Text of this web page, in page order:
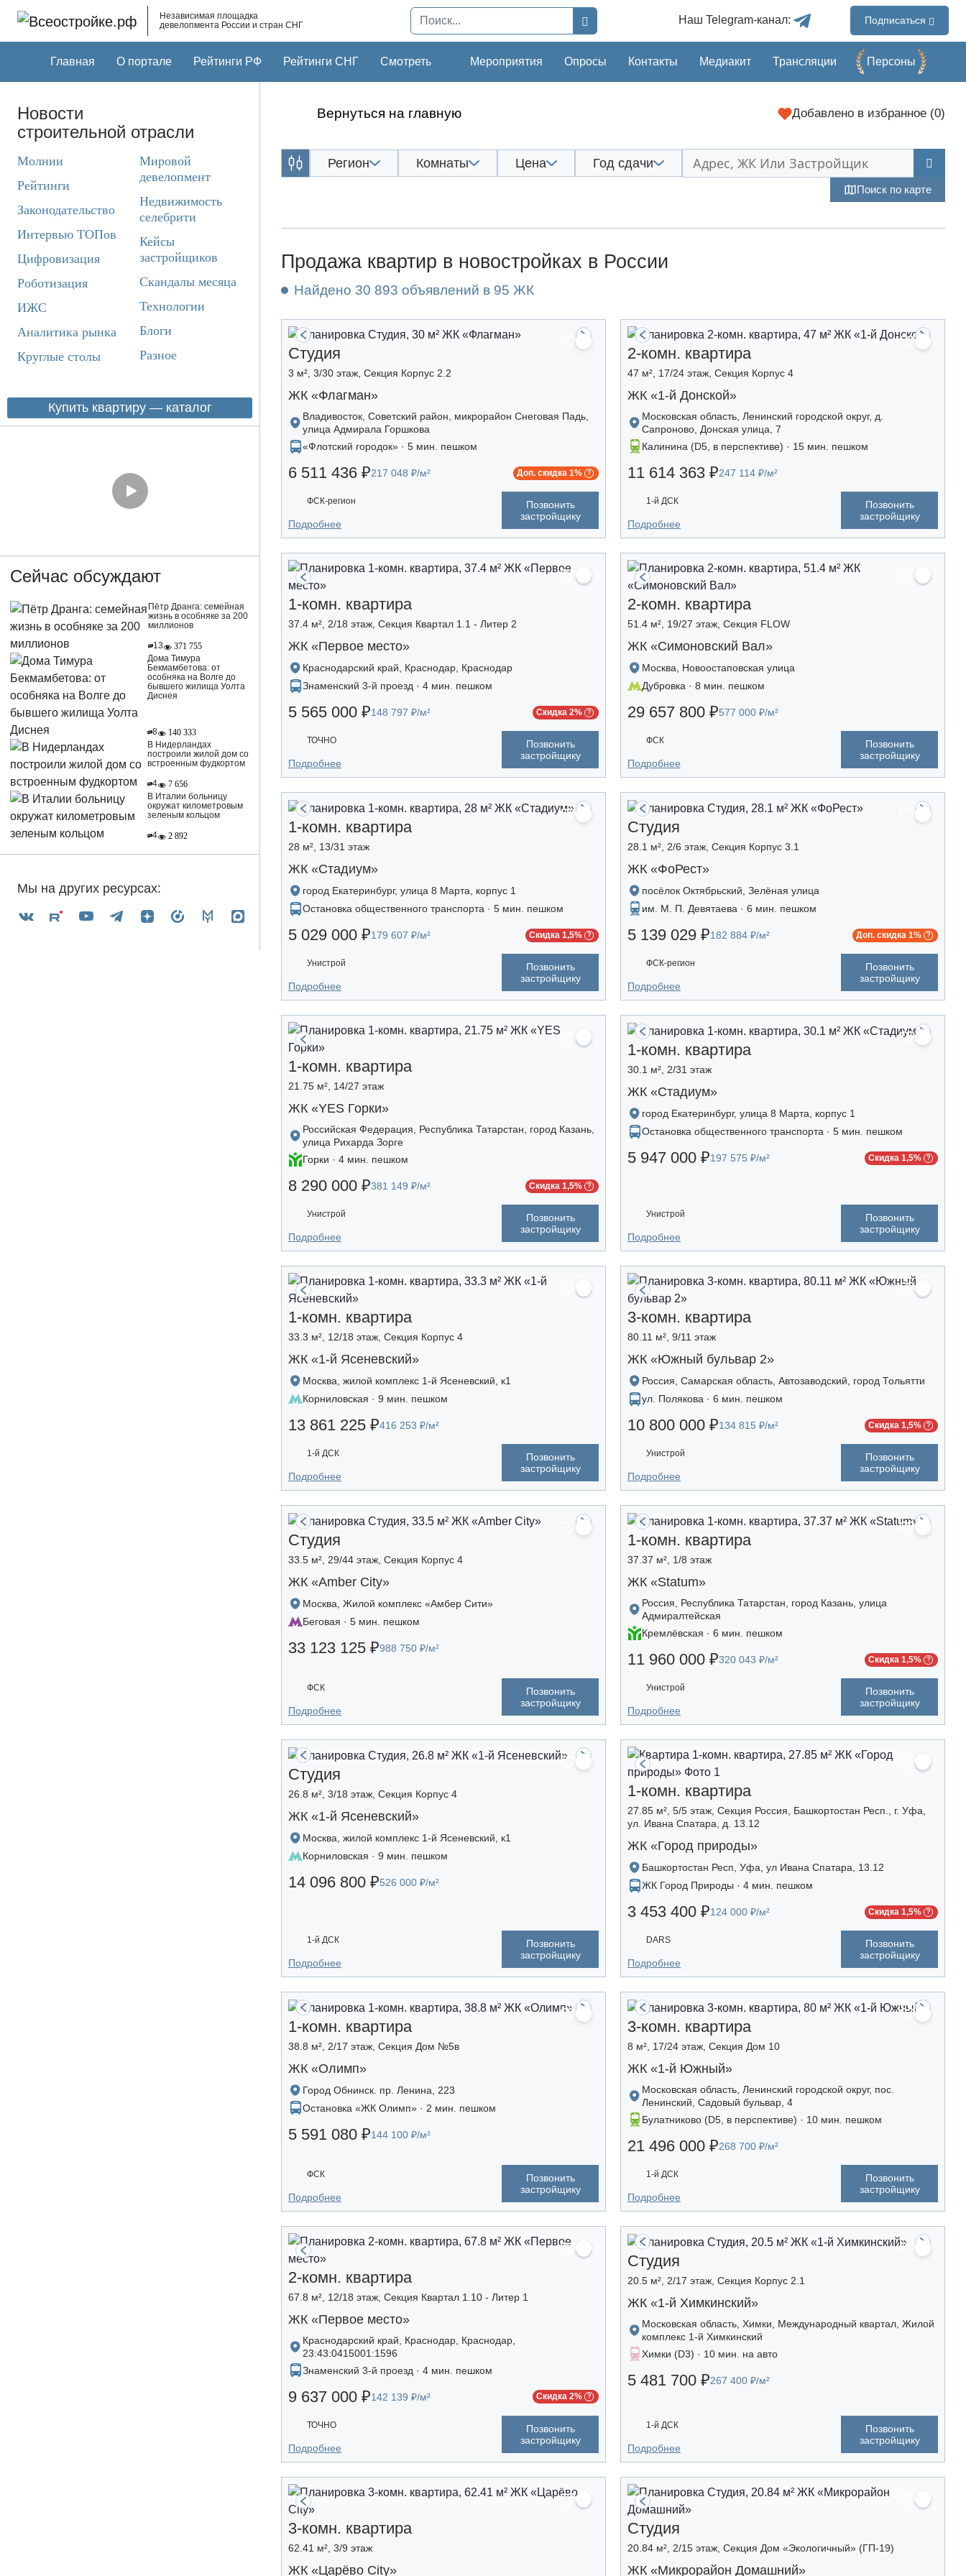
Независимая площадка
девелопмента России и стран СНГ
Наш Telegram-канал: Подписаться
Главная О портале Рейтинги РФ Рейтинги СНГ Смотреть Мероприятия Опросы Контакты Медиакит Трансляции Перcоны
Новости
строительной отрасли
Молнии
Рейтинги
Законодательство
Интервью ТОПов
Цифровизация
Роботизация
ИЖС
Аналитика рынка
Круглые столы
Мировой
девелопмент
Недвижимость
селебрити
Кейсы
застройщиков
Скандалы месяца
Технологии
Блоги
Разное
Купить квартиру — каталог
Сейчас обсуждают
Пётр Дранга: семейная
жизнь в особняке за 200
миллионов
13
371 755
Дома Тимура
Бекмамбетова: от
особняка на Волге до
бывшего жилища Уолта
Диснея
8
140 333
В Нидерландах
построили жилой дом со
встроенным фудкортом
4
7 656
В Италии больницу
окружат километровым
зеленым кольцом
4
2 892
Мы на других ресурсах:
Вернуться на главную Добавлено в избранное (0)
Регион Комнаты Цена Год сдачи
Поиск по карте
Продажа квартир в новостройках в России
Найдено 30 893 объявлений в 95 ЖК
Студия
3 м², 3/30 этаж, Секция Корпус 2.2
ЖК «Флагман»
Владивосток, Советский район, микрорайон Снеговая Падь,
улица Адмирала Горшкова
«Флотский городок» · 5 мин. пешком
6 511 436 ₽217 048 ₽/м² Доп. скидка 1%
ФСК-регион
Позвонить
застройщику
Подробнее
2-комн. квартира
47 м², 17/24 этаж, Секция Корпус 4
ЖК «1-й Донской»
Московская область, Ленинский городской округ, д.
Сапроново, Донская улица, 7
Калинина (D5, в перспективе) · 15 мин. пешком
11 614 363 ₽247 114 ₽/м²
1-й ДСК
Позвонить
застройщику
Подробнее
1-комн. квартира
37.4 м², 2/18 этаж, Секция Квартал 1.1 - Литер 2
ЖК «Первое место»
Краснодарский край, Краснодар, Краснодар
Знаменский 3-й проезд · 4 мин. пешком
5 565 000 ₽148 797 ₽/м² Скидка 2%
ТОЧНО
Позвонить
застройщику
Подробнее
2-комн. квартира
51.4 м², 19/27 этаж, Секция FLOW
ЖК «Симоновский Вал»
Москва, Новоостаповская улица
Дубровка · 8 мин. пешком
29 657 800 ₽577 000 ₽/м²
ФСК
Позвонить
застройщику
Подробнее
1-комн. квартира
28 м², 13/31 этаж
ЖК «Стадиум»
город Екатеринбург, улица 8 Марта, корпус 1
Остановка общественного транспорта · 5 мин. пешком
5 029 000 ₽179 607 ₽/м² Скидка 1,5%
Унистрой
Позвонить
застройщику
Подробнее
Студия
28.1 м², 2/6 этаж, Секция Корпус 3.1
ЖК «ФоРест»
посёлок Октябрьский, Зелёная улица
им. М. П. Девятаева · 6 мин. пешком
5 139 029 ₽182 884 ₽/м² Доп. скидка 1%
ФСК-регион
Позвонить
застройщику
Подробнее
1-комн. квартира
21.75 м², 14/27 этаж
ЖК «YES Горки»
Российская Федерация, Республика Татарстан, город Казань,
улица Рихарда Зорге
Горки · 4 мин. пешком
8 290 000 ₽381 149 ₽/м² Скидка 1,5%
Унистрой
Позвонить
застройщику
Подробнее
1-комн. квартира
30.1 м², 2/31 этаж
ЖК «Стадиум»
город Екатеринбург, улица 8 Марта, корпус 1
Остановка общественного транспорта · 5 мин. пешком
5 947 000 ₽197 575 ₽/м² Скидка 1,5%
Унистрой
Позвонить
застройщику
Подробнее
1-комн. квартира
33.3 м², 12/18 этаж, Секция Корпус 4
ЖК «1-й Ясеневский»
Москва, жилой комплекс 1-й Ясеневский, к1
Корниловская · 9 мин. пешком
13 861 225 ₽416 253 ₽/м²
1-й ДСК
Позвонить
застройщику
Подробнее
3-комн. квартира
80.11 м², 9/11 этаж
ЖК «Южный бульвар 2»
Россия, Самарская область, Автозаводский, город Тольятти
ул. Полякова · 6 мин. пешком
10 800 000 ₽134 815 ₽/м² Скидка 1,5%
Унистрой
Позвонить
застройщику
Подробнее
Студия
33.5 м², 29/44 этаж, Секция Корпус 4
ЖК «Amber Сity»
Москва, Жилой комплекс «Амбер Сити»
Беговая · 5 мин. пешком
33 123 125 ₽988 750 ₽/м²
ФСК
Позвонить
застройщику
Подробнее
1-комн. квартира
37.37 м², 1/8 этаж
ЖК «Statum»
Россия, Республика Татарстан, город Казань, улица
Адмиралтейская
Кремлёвская · 6 мин. пешком
11 960 000 ₽320 043 ₽/м² Скидка 1,5%
Унистрой
Позвонить
застройщику
Подробнее
Студия
26.8 м², 3/18 этаж, Секция Корпус 4
ЖК «1-й Ясеневский»
Москва, жилой комплекс 1-й Ясеневский, к1
Корниловская · 9 мин. пешком
14 096 800 ₽526 000 ₽/м²
1-й ДСК
Позвонить
застройщику
Подробнее
1-комн. квартира
27.85 м², 5/5 этаж, Секция Россия, Башкортостан Респ., г. Уфа,
ул. Ивана Спатара, д. 13.12
ЖК «Город природы»
Башкортостан Респ, Уфа, ул Ивана Спатара, 13.12
ЖК Город Природы · 4 мин. пешком
3 453 400 ₽124 000 ₽/м² Скидка 1,5%
DARS
Позвонить
застройщику
Подробнее
1-комн. квартира
38.8 м², 2/17 этаж, Секция Дом №5в
ЖК «Олимп»
Город Обнинск. пр. Ленина, 223
Остановка «ЖК Олимп» · 2 мин. пешком
5 591 080 ₽144 100 ₽/м²
ФСК
Позвонить
застройщику
Подробнее
3-комн. квартира
8 м², 17/24 этаж, Секция Дом 10
ЖК «1-й Южный»
Московская область, Ленинский городской округ, пос.
Ленинский, Садовый бульвар, 4
Булатниково (D5, в перспективе) · 10 мин. пешком
21 496 000 ₽268 700 ₽/м²
1-й ДСК
Позвонить
застройщику
Подробнее
2-комн. квартира
67.8 м², 12/18 этаж, Секция Квартал 1.10 - Литер 1
ЖК «Первое место»
Краснодарский край, Краснодар, Краснодар,
23:43:0415001:1596
Знаменский 3-й проезд · 4 мин. пешком
9 637 000 ₽142 139 ₽/м² Скидка 2%
ТОЧНО
Позвонить
застройщику
Подробнее
Студия
20.5 м², 2/17 этаж, Секция Корпус 2.1
ЖК «1-й Химкинский»
Московская область, Химки, Международный квартал, Жилой
комплекс 1-й Химкинский
Химки (D3) · 10 мин. на авто
5 481 700 ₽267 400 ₽/м²
1-й ДСК
Позвонить
застройщику
Подробнее
3-комн. квартира
62.41 м², 3/9 этаж
ЖК «Царёво City»
Студия
20.84 м², 2/15 этаж, Секция Дом «Экологичный» (ГП-19)
ЖК «Микрорайон Домашний»